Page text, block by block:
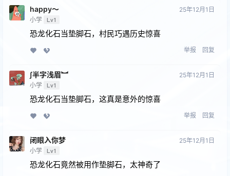
happy～
小学 Lv1
25年12月1日
恐龙化石当垫脚石，村民巧遇历史惊喜
举报 回复
∫半字浅眉︼
小学 Lv1
25年12月1日
恐龙化石当垫脚石，这真是意外的惊喜
举报 回复
闭眼⼊你梦
小学 Lv1
25年12月1日
恐龙化石竟然被用作垫脚石，太神奇了